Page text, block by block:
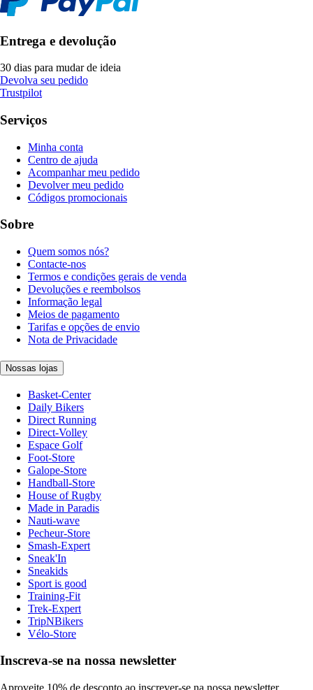
Entrega e devolução
30 dias para mudar de ideia
Devolva seu pedido
Trustpilot
Serviços
Minha conta
Centro de ajuda
Acompanhar meu pedido
Devolver meu pedido
Códigos promocionais
Sobre
Quem somos nós?
Contacte-nos
Termos e condições gerais de venda
Devoluções e reembolsos
Informação legal
Meios de pagamento
Tarifas e opções de envio
Nota de Privacidade
Nossas lojas
Basket-Center
Daily Bikers
Direct Running
Direct-Volley
Espace Golf
Foot-Store
Galope-Store
Handball-Store
House of Rugby
Made in Paradis
Nauti-wave
Pecheur-Store
Smash-Expert
Sneak'In
Sneakids
Sport is good
Training-Fit
Trek-Expert
TripNBikers
Vélo-Store
Inscreva-se na nossa newsletter
Aproveite 10% de desconto ao inscrever-se na nossa newsletter